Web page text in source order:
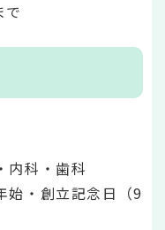
で
内科・歯科
始・創立記念日（9